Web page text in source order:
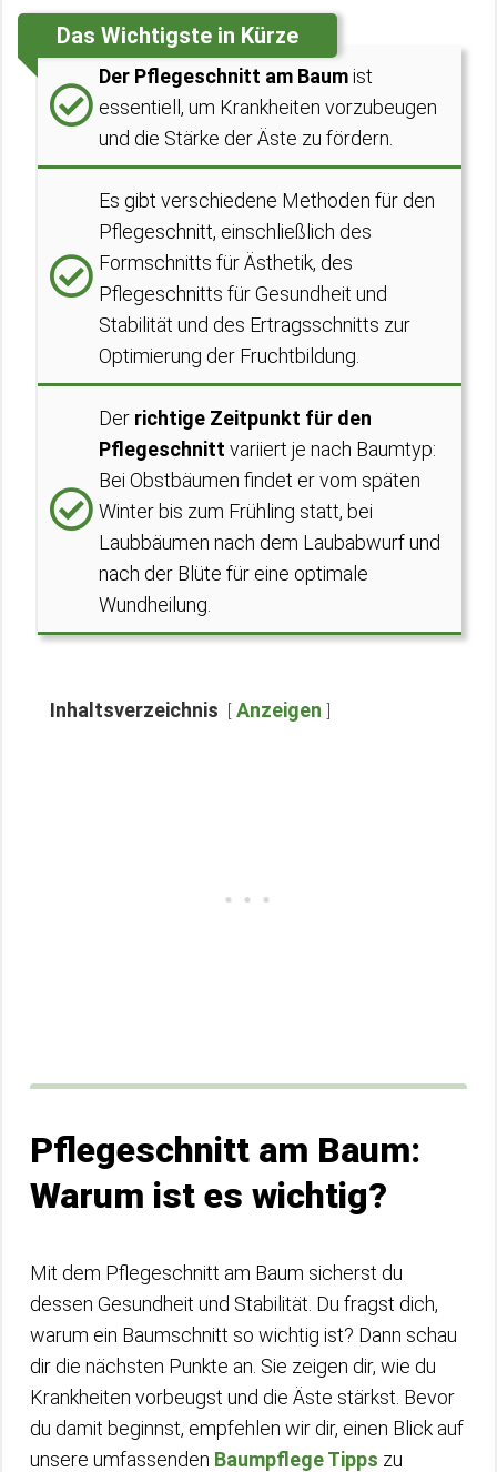
Das Wichtigste in Kürze
Der Pflegeschnitt am Baumist
essentiell, um Krankheiten vorzubeugen
und die Stärke der Äste zu fördern.
Es gibt verschiedene Methoden für den
Pflegeschnitt, einschließlich des
Formschnitts für Ästhetik, des
Pflegeschnitts für Gesundheit und
Stabilität und des Ertragsschnitts zur
Optimierung der Fruchtbildung.
Der richtige Zeitpunkt für den
Pflegeschnitt variiert je nach Baumtyp:
Bei Obstbäumen findet er vom späten
Winter bis zum Frühling statt, bei
Laubbäumen nach dem Laubabwurf und
nach der Blüte für eine optimale
Wundheilung.
Inhaltsverzeichnis Anzeigen
Pflegeschnitt am Baum:
Warum ist es wichtig?
Mit dem Pflegeschnitt am Baum sicherst du
dessen Gesundheit und Stabilität. Du fragst dich,
warum ein Baumschnitt so wichtig ist? Dann schau
dir die nächsten Punkte an. Sie zeigen dir, wie du
Krankheiten vorbeugst und die Äste stärkst. Bevor
du damit beginnst, empfehlen wir dir, einen Blick auf
unsere umfassenden Baumpflege Tipps zu